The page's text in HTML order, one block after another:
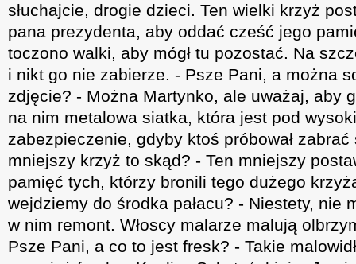
słuchajcie, drogie dzieci. Ten wielki krzyż
pana prezydenta, aby oddać cześć jego
toczono walki, aby mógł tu pozostać. Na
i nikt go nie zabierze. - Psze Pani, a można
zdjęcie? - Można Martynko, ale uważaj, aby
na nim metalowa siatka, która jest pod
zabezpieczenie, gdyby ktoś próbował
mniejszy krzyż to skąd? - Ten mniejszy
pamięć tych, którzy bronili tego dużego
wejdziemy do środka pałacu? - Niestety, nie
w nim remont. Włoscy malarze malują
Psze Pani, a co to jest fresk? - Takie